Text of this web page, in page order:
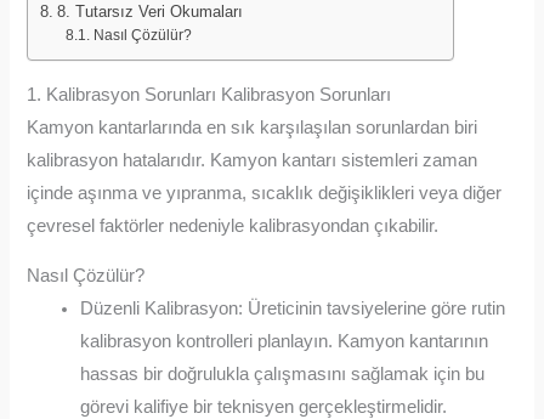
8. Tutarsız Veri Okumaları
Nasıl Çözülür?
1. Kalibrasyon Sorunları Kalibrasyon Sorunları
Kamyon kantarlarında en sık karşılaşılan sorunlardan biri
kalibrasyon hatalarıdır. Kamyon kantarı sistemleri zaman
içinde aşınma ve yıpranma, sıcaklık değişiklikleri veya diğer
çevresel faktörler nedeniyle kalibrasyondan çıkabilir.
Nasıl Çözülür?
Düzenli Kalibrasyon: Üreticinin tavsiyelerine göre rutin
kalibrasyon kontrolleri planlayın. Kamyon kantarının
hassas bir doğrulukla çalışmasını sağlamak için bu
görevi kalifiye bir teknisyen gerçekleştirmelidir.